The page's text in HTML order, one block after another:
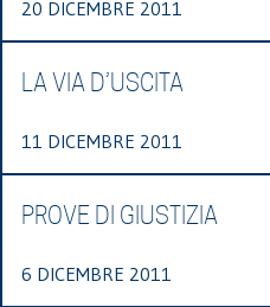
20 DICEMBRE 2011
LA VIA D’USCITA
11 DICEMBRE 2011
PROVE DI GIUSTIZIA
6 DICEMBRE 2011